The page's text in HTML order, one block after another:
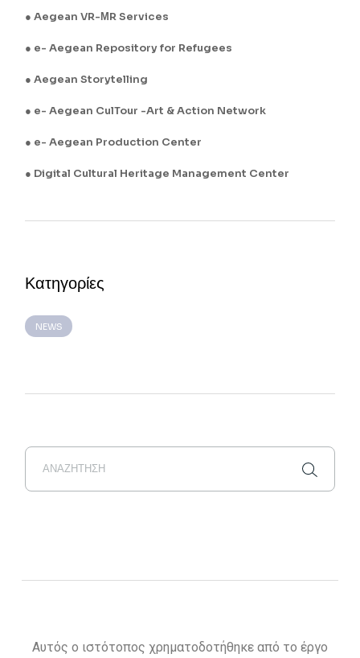
Aegean VR-ΜR Services
e- Aegean Repository for Refugees
Aegean Storytelling
e- Aegean CulTour -Art & Action Network
e- Aegean Production Center
Digital Cultural Heritage Management Center
Κατηγορίες
NEWS
Αυτός ο ιστότοπος χρηματοδοτήθηκε από το έργο